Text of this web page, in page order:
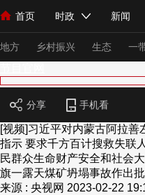
首页 时政 新闻
人民领袖习近平 联播+ 中
直播 栏目大全 节
海外频道 iPanda English
地方 乡村振兴 生态 一
总台春晚 网络春晚
新闻 国内 国际
人民领袖习近平 联播+
分享 手机看
[视频]习近平对内蒙古阿拉
指示 要求千方百计搜救失联
民群众生命财产安全和社会
旗一露天煤矿坍塌事故作出
来源 : 央视网 2023-02-22